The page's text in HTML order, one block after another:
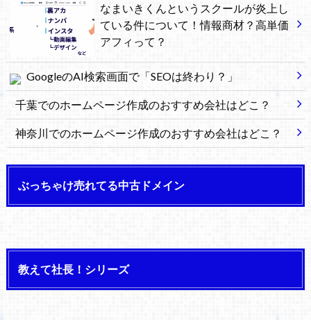
なまいきくんというスクールが炎上し
ている件について！情報商材？高単価
アフィって？
GoogleのAI検索画面で「SEOは終わり？」
千葉でのホームページ作成のおすすめ会社はどこ？
神奈川でのホームページ作成のおすすめ会社はどこ？
ぶっちゃけ売れてる中古ドメイン
教えて社長！シリーズ